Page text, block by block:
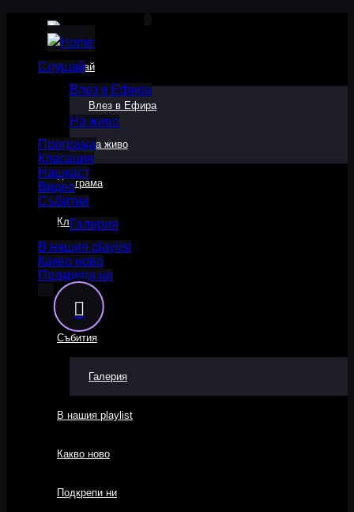
Слушай
Влез в Ефира
На живо
Програма
Класация
Нашкаст
Видео
Събития
Галерия
В нашия playlist
Какво ново
Подкрепи ни
Слушай
Влез в Ефира
На живо
Програма
Класация
Нашкаст
Видео
Събития
Галерия
В нашия playlist
Какво ново
Подкрепи ни